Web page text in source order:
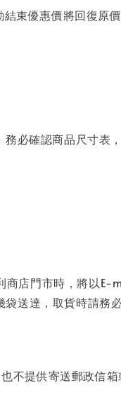
束優惠價將回復原
必確認商品尺寸
店門市時，將以
送達，取貨時請務
不提供寄送郵政信